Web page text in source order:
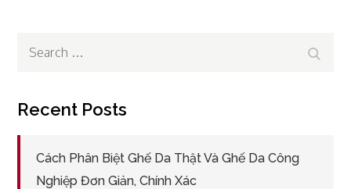
Search
Recent Posts
Cách Phân Biệt Ghế Da Thật Và Ghế Da Công
Nghiệp Đơn Giản, Chính Xác